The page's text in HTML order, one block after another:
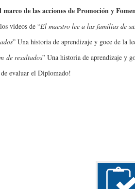
marco de las acciones de Promoción y
videos de “El maestro lee a las familias de
” Una historia de aprendizaje y goce de la
de resultados” Una historia de aprendizaje y
evaluar el Diplomado!